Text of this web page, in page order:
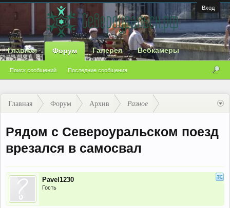
Вход
Главная Форум
Поиск сообщений Последние сообщения
Галерея Вебкамеры
Главная Форум Архив Разное
Рядом с Североуральском поезд
врезался в самосвал
Pavel1230
Гость